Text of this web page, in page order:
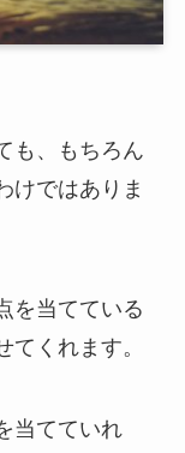
も、もちろん
けではありま
を当てている
くれます。
当てていれ